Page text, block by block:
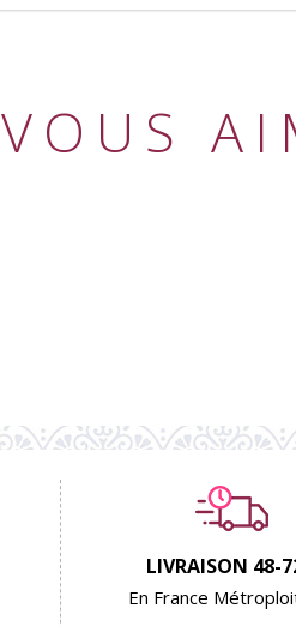
VOUS
LIVRAISON 48-
En France